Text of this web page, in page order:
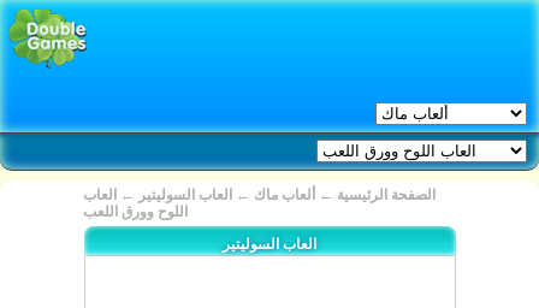
الصفحة الرئيسية ← ألعاب ماك ← العاب السوليتير ←
العاب
اللوح وورق اللعب
العاب السوليتير